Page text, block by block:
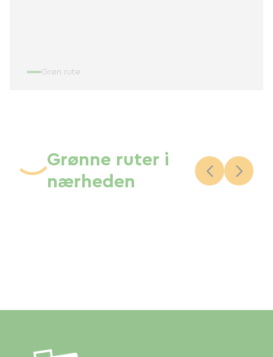
Grøn rute
Grønne ruter i
nærheden